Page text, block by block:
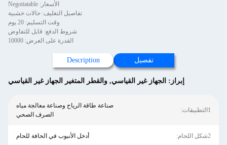
الأسعار: Negotiatable
تفاصيل التغليف: حالات خشبية
وقت التسليم: 20 يوم
شروط الدفع: قابل للتفاوض
القدرة على العرض: 10000
تفصيل Description
إبراز: الجهاز غير القياسي, والقطر المتغير الجهاز غير القياسي
1التطبيقات:
صناعة طاقة الرياح وصناعة معالجة مياه
الصرف الصحي
2شكل اللحام: أدخل الأنبوب في الحافة للحام